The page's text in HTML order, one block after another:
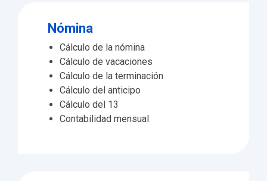
Nómina
Cálculo de la nómina
Cálculo de vacaciones
Cálculo de la terminación
Cálculo del anticipo
Cálculo del 13
Contabilidad mensual